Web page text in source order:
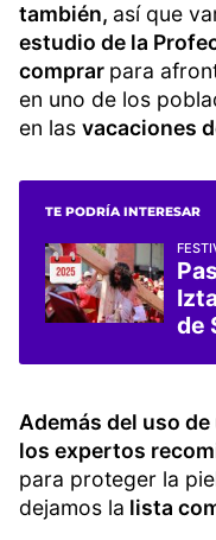
también, así que
estudio de la
comprar para
en uno de los
en las vacaciones
TE PODRÍA INTERESAR
de
Además del uso
los expertos
para proteger la
dejamos la lista